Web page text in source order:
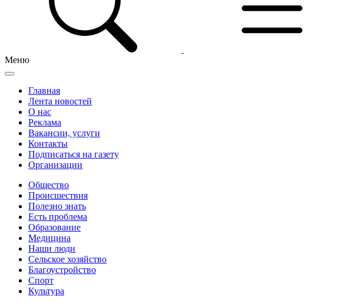
Меню
Главная
Лента новостей
О нас
Реклама
Вакансии, услуги
Контакты
Подписаться на газету
Организации
Общество
Происшествия
Полезно знать
Есть проблема
Образование
Медицина
Наши люди
Сельское хозяйство
Благоустройство
Спорт
Культура